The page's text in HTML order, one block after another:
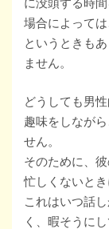
に没頭する時
場合によって
というときも
ません。
どうしても男
趣味をしなが
せん。
そのために、
忙しくないと
これはいつ話
く、暇そうに